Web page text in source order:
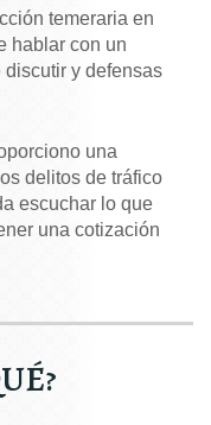
temeraria en
hablar con un
y defensas
una
delitos de tráfico
escuchar lo que
una cotización